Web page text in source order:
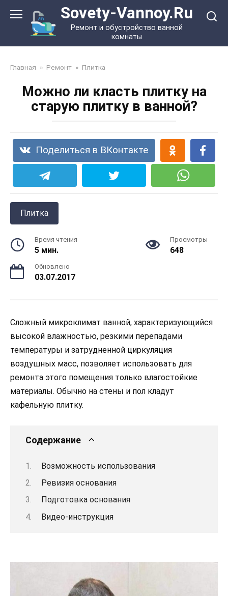
контенту
Sovety-Vannoy.Ru
Ремонт и обустройство ванной
комнаты
Главная » Ремонт » Плитка
Можно ли класть плитку на
старую плитку в ванной?
Поделиться в ВКонтакте
Плитка
Время чтения
5 мин.
Просмотры
648
Обновлено
03.07.2017
Сложный микроклимат ванной, характеризующийся
высокой влажностью, резкими перепадами
температуры и затрудненной циркуляция
воздушных масс, позволяет использовать для
ремонта этого помещения только влагостойкие
материалы. Обычно на стены и пол кладут
кафельную плитку.
Содержание
Возможность использования
Ревизия основания
Подготовка основания
Видео-инструкция